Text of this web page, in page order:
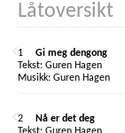
Låtoversikt
1
Gi meg dengong
Guren Hagen
Guren Hagen
2
Nå er det deg